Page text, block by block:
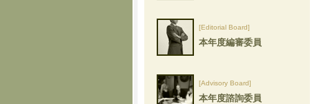
[Editorial Board]
本年度編審委員
[Advisory Board]
本年度諮詢委員